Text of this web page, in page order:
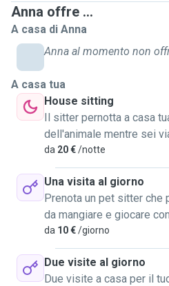
Anna offre ...
A casa di Anna
Anna al momento non
A casa tua
House sitting
Il sitter pernotta a casa
dell'animale mentre sei
da 20 €/notte
Una visita al giorno
Prenota un pet sitter che
da mangiare e giocare
da 10 €/giorno
Due visite al giorno
Due visite a casa per il